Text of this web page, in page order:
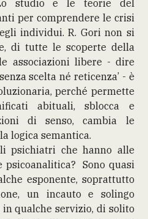
studio e le teorie del
per comprendere le crisi
individui. R. Gori non si
di tutte le scoperte della
associazioni libere - dire
scelta né reticenza’ - è
perché permette
abituali, sblocca e
di senso, cambia le
logica semantica.
psichiatri che hanno alle
psicoanalitica? Sono quasi
esponente, soprattutto
un incauto e solingo
qualche servizio, di solito